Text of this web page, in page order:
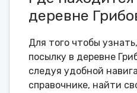
деревне
Для того чтобы
посылку в деревне
следуя удобной
справочнике, найти